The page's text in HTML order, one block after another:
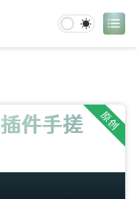
件手搓
原创